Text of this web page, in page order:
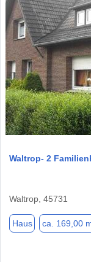
Waltrop- 2
Waltrop, 45731
Haus ca. 169,00